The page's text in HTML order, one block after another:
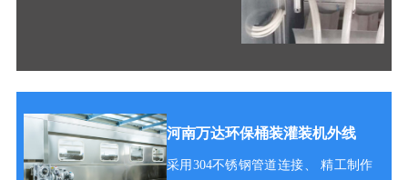
河南万达环保桶装灌装机外线
采用304不锈钢管道连接、精工制作